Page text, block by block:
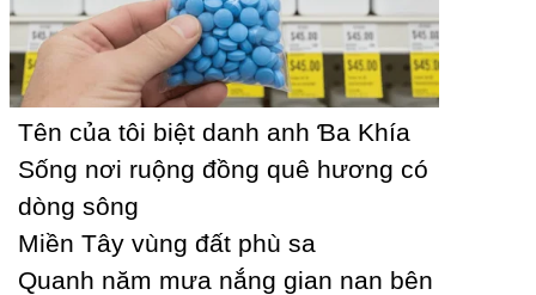
Tên của tôi biệt danh anh Ɓa Khía
Ѕống nơi ruộng đồng quê hương có
dòng sông
Miền Tâу vùng đất phù sa
Quanh năm mưa nắng gian nan bên